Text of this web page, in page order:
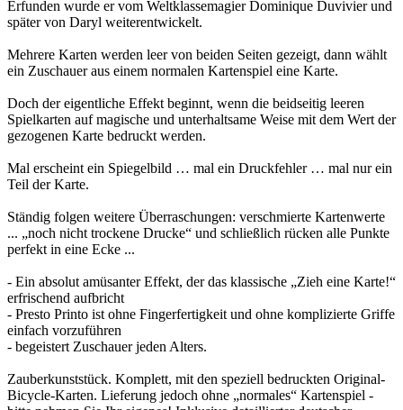
Erfunden wurde er vom Weltklassemagier Dominique Duvivier und
später von Daryl weiterentwickelt.
Mehrere Karten werden leer von beiden Seiten gezeigt, dann wählt
ein Zuschauer aus einem normalen Kartenspiel eine Karte.
Doch der eigentliche Effekt beginnt, wenn die beidseitig leeren
Spielkarten auf magische und unterhaltsame Weise mit dem Wert der
gezogenen Karte bedruckt werden.
Mal erscheint ein Spiegelbild … mal ein Druckfehler … mal nur ein
Teil der Karte.
Ständig folgen weitere Überraschungen: verschmierte Kartenwerte
... „noch nicht trockene Drucke“ und schließlich rücken alle Punkte
perfekt in eine Ecke ...
- Ein absolut amüsanter Effekt, der das klassische „Zieh eine Karte!“
erfrischend aufbricht
- Presto Printo ist ohne Fingerfertigkeit und ohne komplizierte Griffe
einfach vorzuführen
- begeistert Zuschauer jeden Alters.
Zauberkunststück. Komplett, mit den speziell bedruckten Original-
Bicycle-Karten. Lieferung jedoch ohne „normales“ Kartenspiel -